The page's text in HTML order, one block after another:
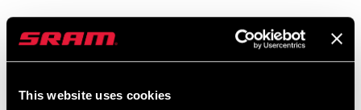
This website uses cookies
SRAM Gewährleistung
604kb